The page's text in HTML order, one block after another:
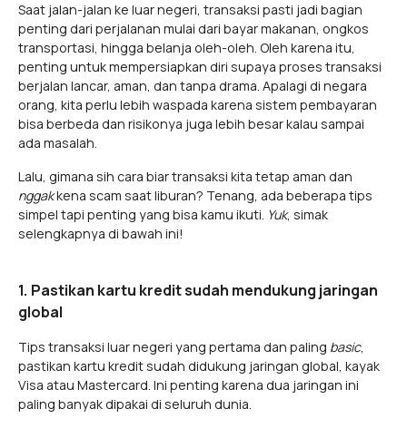
Saat jalan-jalan ke luar negeri, transaksi pasti jadi bagian
penting dari perjalanan mulai dari bayar makanan, ongkos
transportasi, hingga belanja oleh-oleh. Oleh karena itu,
penting untuk mempersiapkan diri supaya proses transaksi
berjalan lancar, aman, dan tanpa drama. Apalagi di negara
orang, kita perlu lebih waspada karena sistem pembayaran
bisa berbeda dan risikonya juga lebih besar kalau sampai
ada masalah.
Lalu, gimana sih cara biar transaksi kita tetap aman dan
nggakkena scam saat liburan? Tenang, ada beberapa tips
simpel tapi penting yang bisa kamu ikuti. Yuk, simak
selengkapnya di bawah ini!
1. Pastikan kartu kredit sudah mendukung jaringan
global
Tips transaksi luar negeri yang pertama dan paling basic,
pastikan kartu kredit sudah didukung jaringan global, kayak
Visa atau Mastercard. Ini penting karena dua jaringan ini
paling banyak dipakai di seluruh dunia.